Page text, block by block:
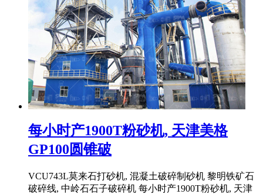
每小时产1900T粉砂机, 天津美格
GP100圆锥破
VCU743L莫来石打砂机, 混凝土破碎制砂机 黎明铁矿石
破碎线, 中岭石石子破碎机 每小时产1900T粉砂机, 天津